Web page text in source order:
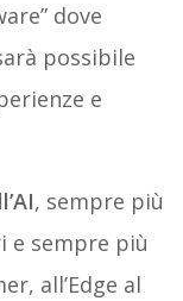
dove
possibile
e
, sempre più
e sempre più
all’Edge al